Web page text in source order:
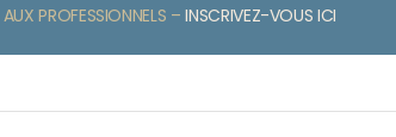
AUX PROFESSIONNELS –INSCRIVEZ-VOUS ICI